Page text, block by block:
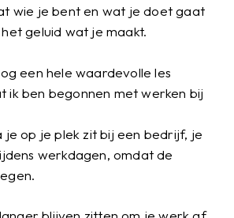
wie je bent en wat je doet gaat
geluid wat je maakt.
een hele waardevolle les
ik ben begonnen met werken bij
je op je plek zit bij een bedrijf, je
werkdagen, omdat de